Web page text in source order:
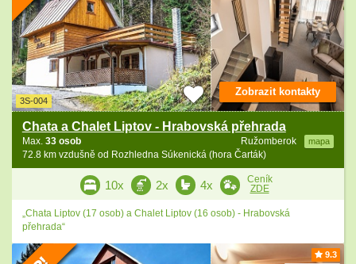
3S-004
Chata a Chalet Liptov - Hrabovská přehrada
Ružomberok mapa
Max. 33 osob
72.8 km vzdušně od Rozhledna Súkenická (hora Čarták)
Zobrazit kontakty
10x 2x 4x
Ceník
ZDE
„Chata Liptov (17 osob) a Chalet Liptov (16 osob) - Hrabovská
přehrada“
9.3